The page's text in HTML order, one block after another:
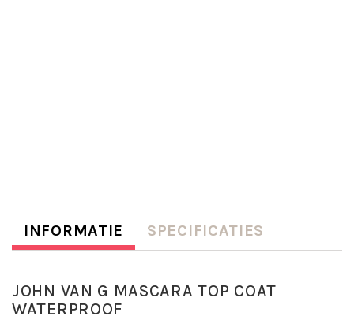
INFORMATIE SPECIFICATIES
JOHN VAN G MASCARA TOP COAT
WATERPROOF